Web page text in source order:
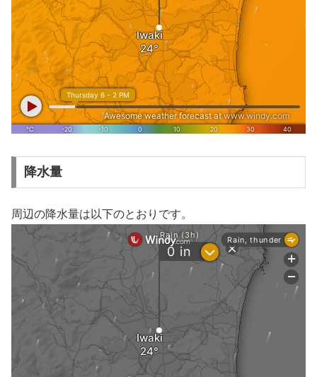
降水量
周辺の降水量は以下のとおりです。